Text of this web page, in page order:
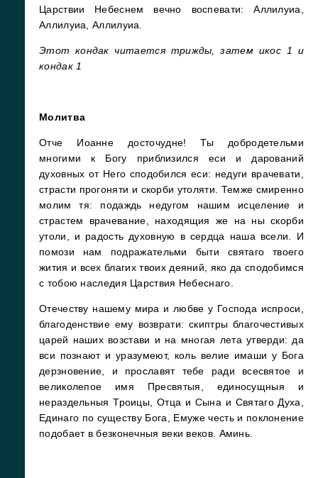
Царствии Небеснем вечно воспевати: Аллилуиа,
Аллилуиа, Аллилуиа.
Этот кондак читается трижды, затем икос 1 и
кондак 1
Молитва
Отче Иоанне досточудне! Ты добродетельми
многими к Богу приблизился еси и дарований
духовных от Него сподобился еси: недуги врачевати,
страсти прогоняти и скорби утоляти. Темже смиренно
молим тя: подаждь недугом нашим исцеление и
страстем врачевание, находящия же на ны скорби
утоли, и радость духовную в сердца наша всели. И
помози нам подражательми быти святаго твоего
жития и всех благих твоих деяний, яко да сподобимся
с тобою наследия Царствия Небеснаго.
Отечеству нашему мира и любве у Господа испроси,
благоденствие ему возврати: скиптры благочестивых
царей наших возстави и на многая лета утверди: да
вси познают и уразумеют, коль велие имаши у Бога
дерзновение, и прославят тебе ради всесвятое и
великолепое имя Пресвятыя, единосущныя и
нераздельныя Троицы, Отца и Сына и Святаго Духа,
Единаго по существу Бога, Емуже честь и поклонение
подобает в безконечныя веки веков. Аминь.